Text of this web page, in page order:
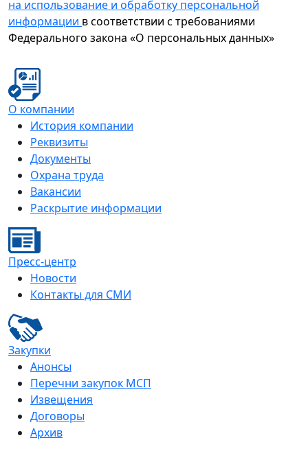
на использование и обработку персональной
информации в соответствии с требованиями
Федерального закона «О персональных данных»
О компании
История компании
Реквизиты
Документы
Охрана труда
Вакансии
Раскрытие информации
Пресс-центр
Новости
Контакты для СМИ
Закупки
Анонсы
Перечни закупок МСП
Извещения
Договоры
Архив